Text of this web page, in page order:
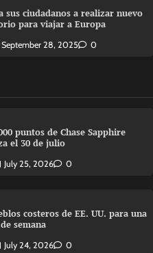
sus ciudadanos a realizar nuevo
para viajar a Europa
September 28, 2025 0
puntos de Chase Sapphire
el 30 de julio
July 25, 2026 0
costeros de EE. UU. para una
semana
July 24, 2026 0